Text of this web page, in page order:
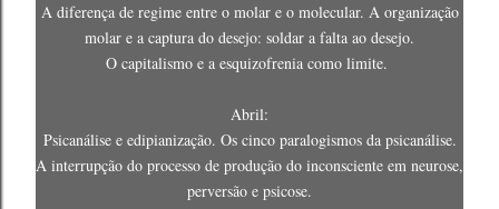
A diferença de regime entre o molar e o molecular. A organização
molar e a captura do desejo: soldar a falta ao desejo.
O capitalismo e a esquizofrenia como limite.
Abril:
Psicanálise e edipianização. Os cinco paralogismos da psicanálise.
A interrupção do processo de produção do inconsciente em neurose,
perversão e psicose.